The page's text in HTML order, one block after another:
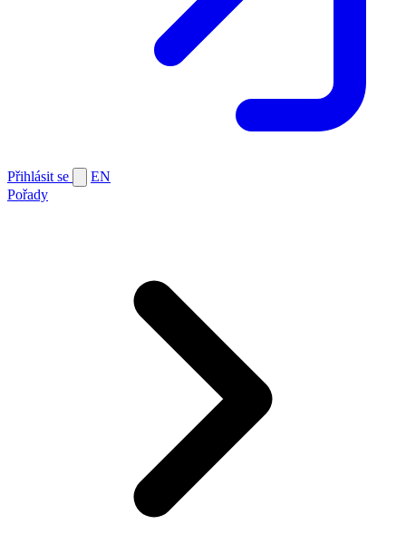
Přihlásit se
EN
Pořady